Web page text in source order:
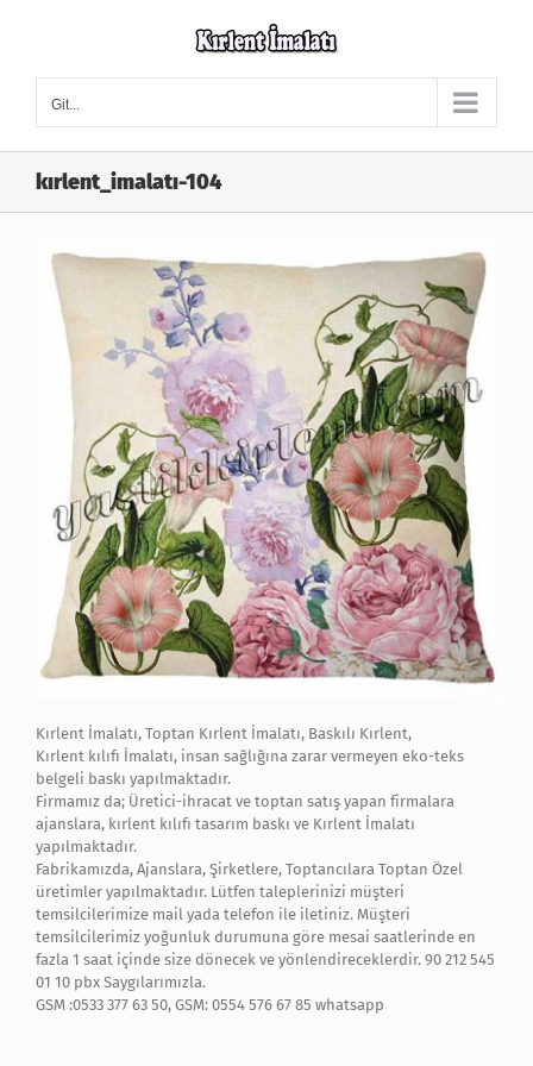
Git...
kırlent_imalatı-104
Kırlent İmalatı, Toptan Kırlent İmalatı, Baskılı Kırlent,
Kırlent kılıfı İmalatı, insan sağlığına zarar vermeyen eko-teks
belgeli baskı yapılmaktadır.
Firmamız da; Üretici-ihracat ve toptan satış yapan firmalara
ajanslara, kırlent kılıfı tasarım baskı ve Kırlent İmalatı
yapılmaktadır.
Fabrikamızda, Ajanslara, Şirketlere, Toptancılara Toptan Özel
üretimler yapılmaktadır. Lütfen taleplerinizi müşteri
temsilcilerimize mail yada telefon ile iletiniz. Müşteri
temsilcilerimiz yoğunluk durumuna göre mesai saatlerinde en
fazla 1 saat içinde size dönecek ve yönlendireceklerdir. 90 212 545
01 10 pbx Saygılarımızla.
GSM :0533 377 63 50, GSM: 0554 576 67 85 whatsapp